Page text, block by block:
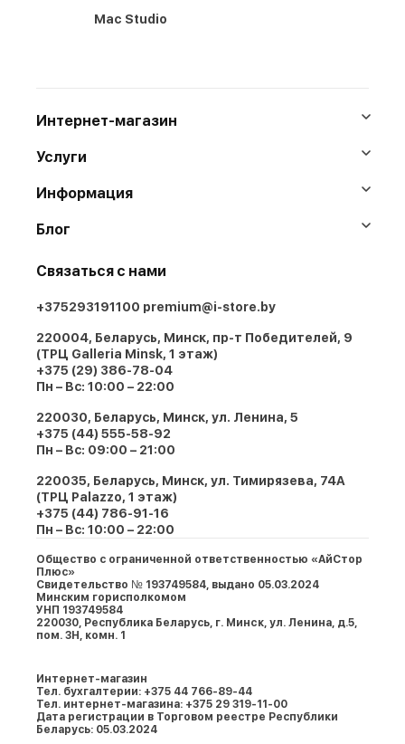
Mac Studio
Интернет-магазин
Услуги
Информация
Блог
Связаться с нами
+375293191100 premium@i-store.by
220004, Беларусь, Минск, пр-т Победителей, 9
(ТРЦ Galleria Minsk, 1 этаж)
+375 (29) 386-78-04
Пн – Вс: 10:00 – 22:00
220030, Беларусь, Минск, ул. Ленина, 5
+375 (44) 555-58-92
Пн – Вс: 09:00 – 21:00
220035, Беларусь, Минск, ул. Тимирязева, 74A
(ТРЦ Palazzo, 1 этаж)
+375 (44) 786-91-16
Пн – Вс: 10:00 – 22:00
Общество с ограниченной ответственностью «АйСтор
Плюс»
Свидетельство № 193749584, выдано 05.03.2024
Минским горисполкомом
УНП 193749584
220030, Республика Беларусь, г. Минcк, ул. Ленина, д.5,
пом. 3Н, комн. 1
Интернет-магазин
Тел. бухгалтерии: +375 44 766-89-44
Тел. интернет-магазина: +375 29 319-11-00
Дата регистрации в Торговом реестре Республики
Беларусь: 05.03.2024